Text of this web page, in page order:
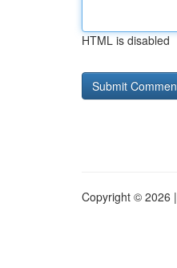
HTML is disabled
Copyright © 2026 |